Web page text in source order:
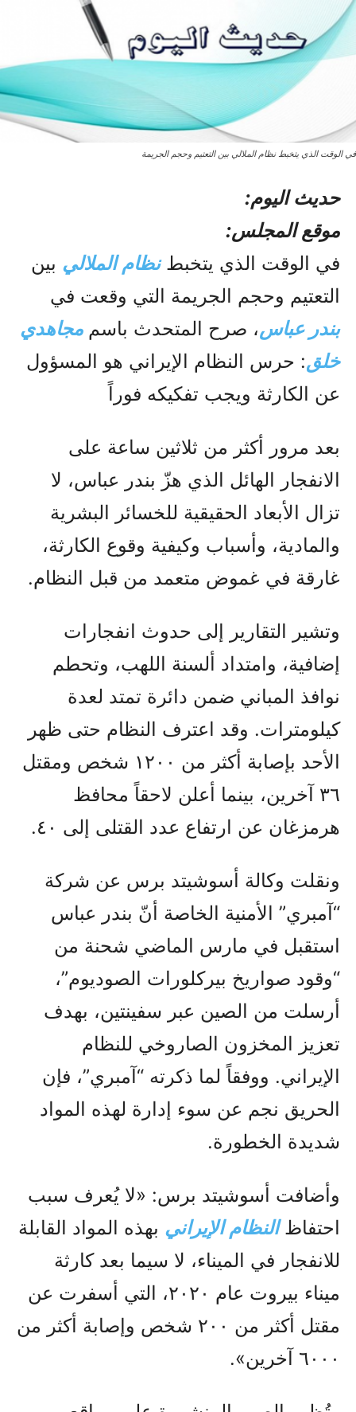
في الوقت الذي یتخبط نظام الملالي بين التعتيم وحجم الجريمة
حدیث الیوم:
موقع المجلس:
في الوقت الذي یتخبطنظام الملالي بين
التعتيم وحجم الجريمة التي وقعت في
بندر عباس، صرح المتحدث باسم مجاهدي
خلق: حرس النظام الإيراني هو المسؤول
عن الكارثة ويجب تفكيكه فوراً
بعد مرور أكثر من ثلاثين ساعة على
الانفجار الهائل الذي هزّ بندر عباس، لا
تزال الأبعاد الحقيقية للخسائر البشرية
والمادية، وأسباب وكيفية وقوع الكارثة،
غارقة في غموض متعمد من قبل النظام.
وتشير التقارير إلى حدوث انفجارات
إضافية، وامتداد ألسنة اللهب، وتحطم
نوافذ المباني ضمن دائرة تمتد لعدة
كيلومترات. وقد اعترف النظام حتى ظهر
الأحد بإصابة أكثر من ١٢٠٠ شخص ومقتل
٣٦ آخرين، بينما أعلن لاحقاً محافظ
هرمزغان عن ارتفاع عدد القتلى إلى ٤٠.
ونقلت وكالة أسوشيتد برس عن شركة
“آمبري” الأمنية الخاصة أنّ بندر عباس
استقبل في مارس الماضي شحنة من
“وقود صواريخ بيركلورات الصوديوم”،
أرسلت من الصين عبر سفينتين، بهدف
تعزيز المخزون الصاروخي للنظام
الإيراني. ووفقاً لما ذكرته “آمبري”، فإن
الحريق نجم عن سوء إدارة لهذه المواد
شديدة الخطورة.
وأضافت أسوشيتد برس: «لا يُعرف سبب
احتفاظالنظام الإيراني بهذه المواد القابلة
للانفجار في الميناء، لا سيما بعد كارثة
ميناء بيروت عام ٢٠٢٠، التي أسفرت عن
مقتل أكثر من ٢٠٠ شخص وإصابة أكثر من
٦٠٠٠ آخرين».